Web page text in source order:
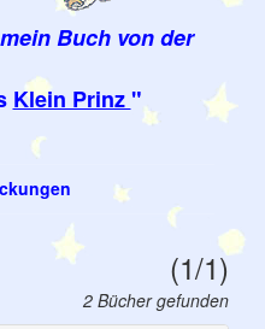
Buch von der
Klein Prinz"
(1/1)
2 Bücher gefunden